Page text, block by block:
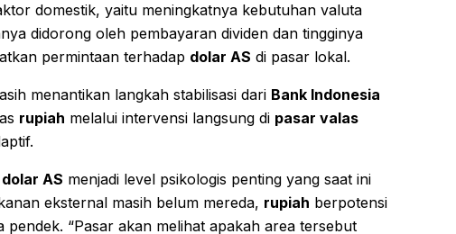
domestik, yaitu meningkatnya kebutuhan valuta
didorong oleh pembayaran dividen dan tingginya
permintaan terhadap dolar AS di pasar lokal.
menantikan langkah stabilisasi dari Bank Indonesia
rupiah melalui intervensi langsung di pasar valas
dolar AS menjadi level psikologis penting yang saat ini
eksternal masih belum mereda, rupiah berpotensi
“Pasar akan melihat apakah area tersebut